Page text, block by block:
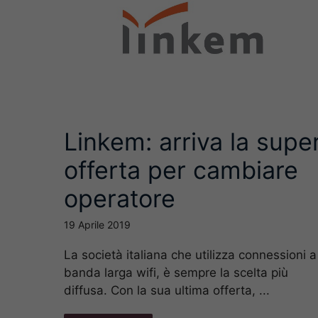
Linkem: arriva la
offerta per cambiare
operatore
19 Aprile 2019
La società italiana che utilizza connessioni a
banda larga wifi, è sempre la scelta più
diffusa. Con la sua ultima offerta, ...